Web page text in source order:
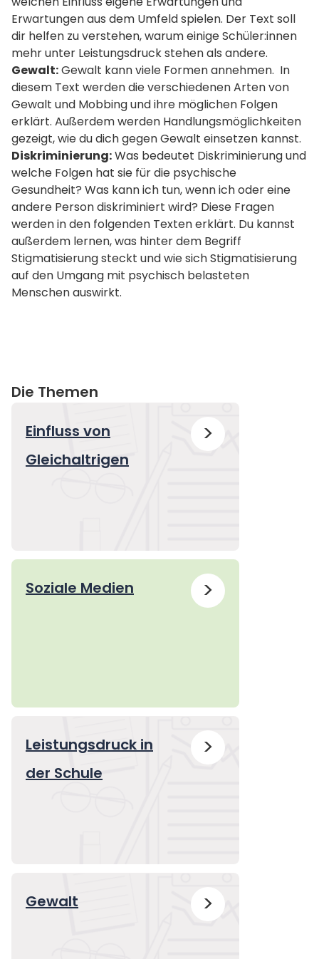
Erwartungen aus dem Umfeld spielen. Der Text soll
dir helfen zu verstehen, warum einige Schüler:innen
mehr unter Leistungsdruck stehen als andere.
Gewalt: Gewalt kann viele Formen annehmen.  In
diesem Text werden die verschiedenen Arten von
Gewalt und Mobbing und ihre möglichen Folgen
erklärt. Außerdem werden Handlungsmöglichkeiten
gezeigt, wie du dich gegen Gewalt einsetzen kannst.
Diskriminierung: Was bedeutet Diskriminierung und
welche Folgen hat sie für die psychische
Gesundheit? Was kann ich tun, wenn ich oder eine
andere Person diskriminiert wird? Diese Fragen
werden in den folgenden Texten erklärt. Du kannst
außerdem lernen, was hinter dem Begriff
Stigmatisierung steckt und wie sich Stigmatisierung
auf den Umgang mit psychisch belasteten
Menschen auswirkt.
Die Themen
Einfluss von
Gleichaltrigen
>
Soziale Medien >
Leistungsdruck in
der Schule
>
Gewalt >